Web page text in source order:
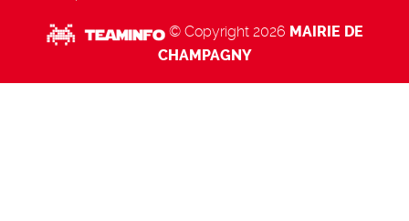
© Copyright 2026 MAIRIE DE
CHAMPAGNY